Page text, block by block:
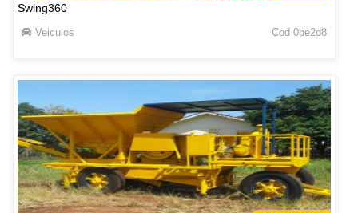
Swing360
Veiculos Cod 0be2d8